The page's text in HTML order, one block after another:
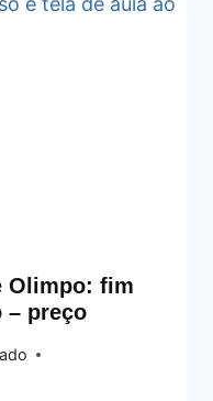
Olimpo: fim
– preço